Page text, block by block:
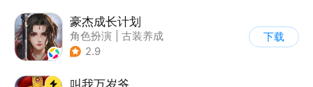
豪杰成长计划
角色扮演
古装养成
| 架空历史
2.9
下载
叫我万岁爷